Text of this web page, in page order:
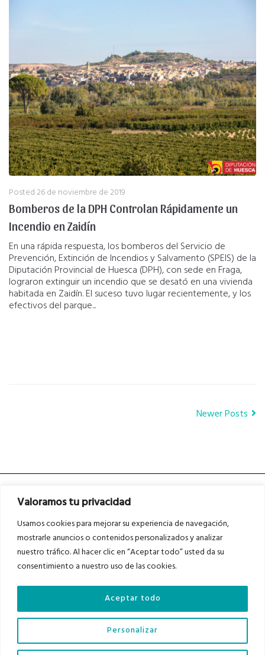
Valoramos tu privacidad
Usamos cookies para mejorar su experiencia de navegación,
mostrarle anuncios o contenidos personalizados y analizar
nuestro tráfico. Al hacer clic en “Aceptar todo” usted da su
consentimiento a nuestro uso de las cookies.
Personalizar
Aceptar todo
Posted26 de noviembre de 2019
Bomberos de la DPH Controlan Rápidamente un
Incendio en Zaidín
En una rápida respuesta, los bomberos del Servicio de
Prevención, Extinción de Incendios y Salvamento (SPEIS) de la
Diputación Provincial de Huesca (DPH), con sede en Fraga,
lograron extinguir un incendio que se desató en una vivienda
habitada en Zaidín. El suceso tuvo lugar recientemente, y los
efectivos del parque...
Newer Posts
Asociados a
Auditados por
Diario del Bajo Cinca © 2023 . Todos los derechos reservados |Aviso Legal